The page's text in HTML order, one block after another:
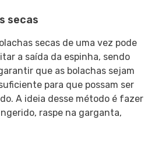
secas
secas de uma vez pode
a saída da espinha, sendo
que as bolachas sejam
para que possam ser
A ideia desse método é fazer
raspe na garganta,